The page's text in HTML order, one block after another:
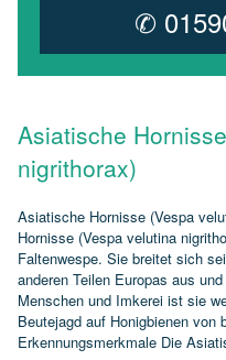
✆
Asiatische
nigrithorax)
Asiatische Hornisse (Vespa
Hornisse (Vespa velutina
Faltenwespe. Sie breitet sich
anderen Teilen Europas aus
Menschen und Imkerei ist sie
Beutejagd auf Honigbienen von
Erkennungsmerkmale Die